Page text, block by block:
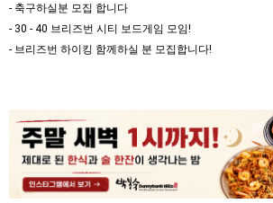
- 축구하실분 모집 합니다
- 30 - 40 브리즈번 시티 보드게임 모임!
- 브리즈번 하이킹 함께하실 분 모집합니다!